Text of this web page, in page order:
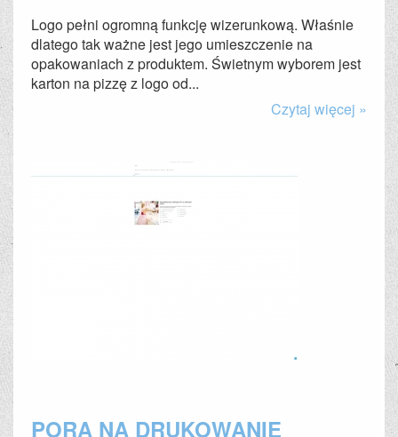
Logo pełni ogromną funkcję wizerunkową. Właśnie
dlatego tak ważne jest jego umieszczenie na
opakowaniach z produktem. Świetnym wyborem jest
karton na pizzę z logo od...
Czytaj więcej »
PORA NA DRUKOWANIE